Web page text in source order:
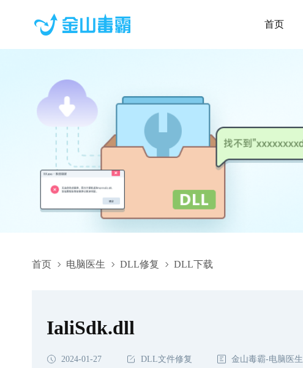
首页
首页 电脑医生 DLL修复 DLL下载
IaliSdk.dll,IaliSdk.dll下载,IaliSdk.dll修复
IaliSdk.dll
2024-01-27 DLL文件修复 金山毒霸-电脑医生